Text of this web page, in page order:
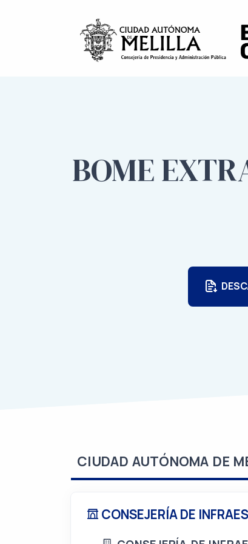
BOME
CIUDAD AUTÓNOMA DE
CONSEJERÍA DE